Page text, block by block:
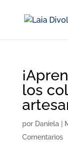
los
por Daniela
Comentarios